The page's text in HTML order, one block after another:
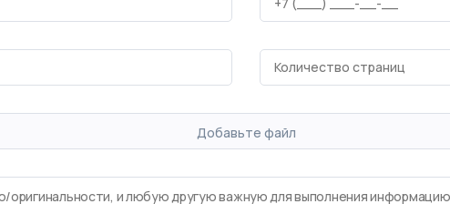
Добавьте файл